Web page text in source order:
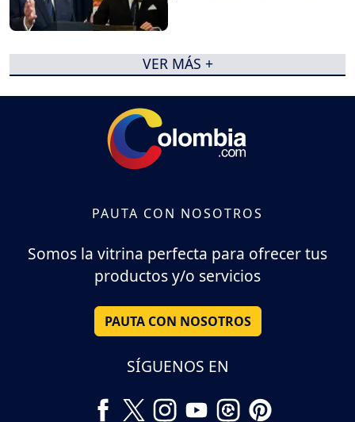
VER MÁS +
PAUTA CON NOSOTROS
Somos la vitrina perfecta para ofrecer tus
productos y/o servicios
PAUTA CON NOSOTROS
SÍGUENOS EN